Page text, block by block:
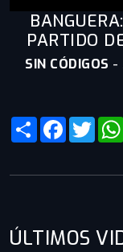
PARTIDO
SIN CÓDIGOS -
ShareFacebook
ÚLTIMOS